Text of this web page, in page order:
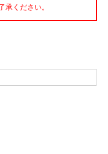
承ください。